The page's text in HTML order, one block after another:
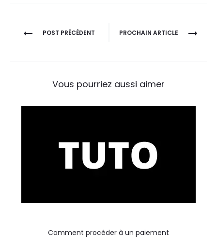
Navigation
POST PRÉCÉDENT PROCHAIN ARTICLE
Vous pourriez aussi aimer
Comment procéder à un paiement